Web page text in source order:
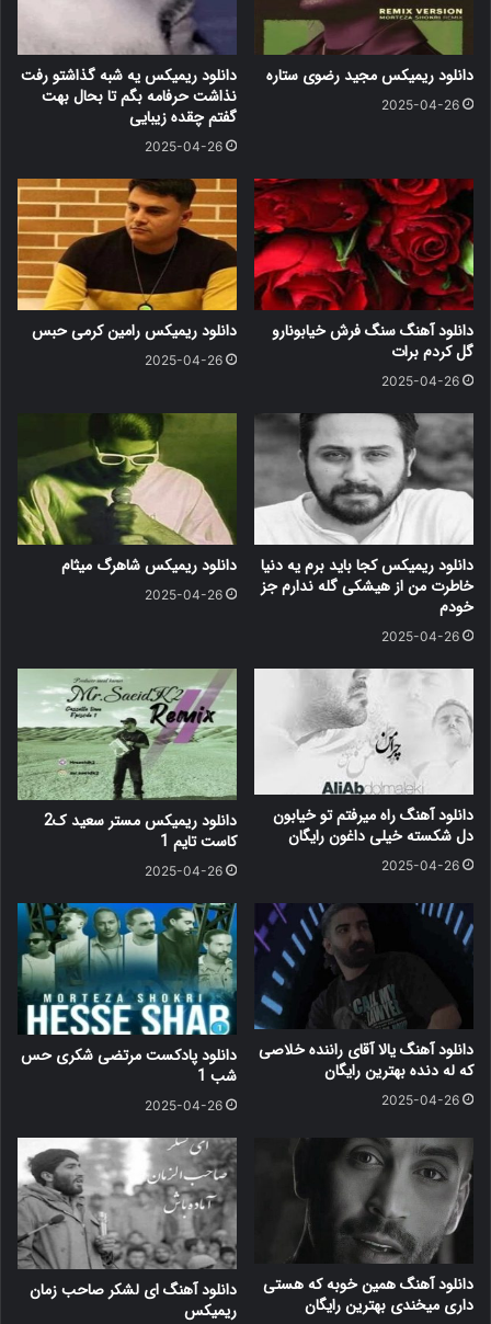
دانلود ریمیکس مجید رضوی ستاره
2025-04-26
دانلود ریمیکس یه شبه گذاشتو رفت
نذاشت حرفامه بگم تا بحال بهت
گفتم چقده زیبایی
2025-04-26
دانلود آهنگ سنگ فرش خیابونارو
گل کردم برات
2025-04-26
دانلود ریمیکس رامین کرمی حبس
2025-04-26
دانلود ریمیکس کجا باید برم یه دنیا
خاطرت من از هیشکی گله ندارم جز
خودم
2025-04-26
دانلود ریمیکس شاهرگ میثام
2025-04-26
دانلود آهنگ راه میرفتم تو خیابون
دل شکسته خیلی داغون رایگان
2025-04-26
دانلود ریمیکس مستر سعید ک2
کاست تایم 1
2025-04-26
دانلود آهنگ یالا آقای راننده خلاصی
که له دنده بهترین رایگان
2025-04-26
دانلود پادکست مرتضی شکری حس
شب 1
2025-04-26
دانلود آهنگ همین خوبه که هستی
داری میخندی بهترین رایگان
دانلود آهنگ ای لشکر صاحب زمان
ریمیکس